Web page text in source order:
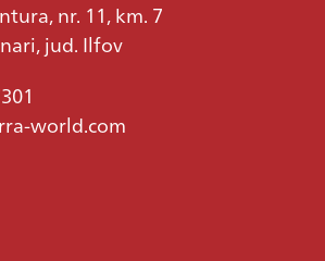
nr. 11, km. 7
jud. Ilfov
world.com